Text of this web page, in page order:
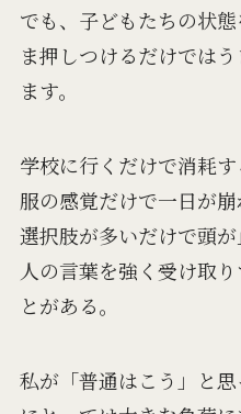
でも、子どもたちの状
ま押しつけるだけでは
ます。
学校に行くだけで消耗す
服の感覚だけで一日が崩
選択肢が多いだけで頭が
人の言葉を強く受け取
とがある。
私が「普通はこう」と